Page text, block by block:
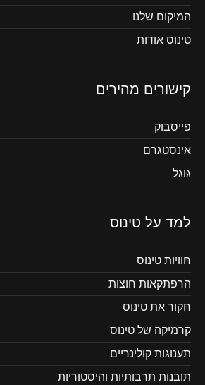
המיקום שלנו
טינוס אודות
קישורים מהירים
פייסבוק
אינסטגרם
גוגל
למד על טינוס
חוויות טינוס
הרפתקאות חוצות
חקור את טינוס
קרמיקה של טינוס
תענוגות קולינריים
תובנות תרבותיות והיסטוריות